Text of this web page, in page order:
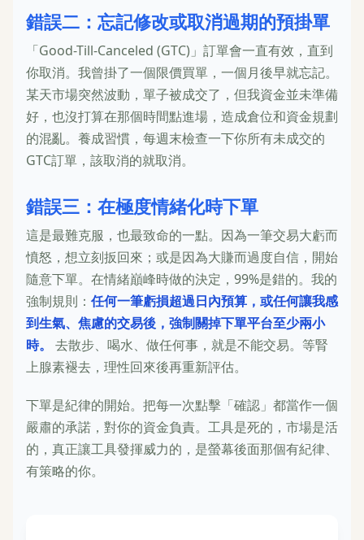
錯誤二：忘記修改或取消過期的預掛單
「Good-Till-Canceled (GTC)」訂單會一直有效，直到
你取消。我曾掛了一個限價買單，一個月後早就忘記。
某天市場突然波動，單子被成交了，但我資金並未準備
好，也沒打算在那個時間點進場，造成倉位和資金規劃
的混亂。養成習慣，每週末檢查一下你所有未成交的
GTC訂單，該取消的就取消。
錯誤三：在極度情緒化時下單
這是最難克服，也最致命的一點。因為一筆交易大虧而
憤怒，想立刻扳回來；或是因為大賺而過度自信，開始
隨意下單。在情緒巔峰時做的決定，99%是錯的。我的
強制規則： 任何一筆虧損超過日內預算，或任何讓我感
到生氣、焦慮的交易後，強制關掉下單平台至少兩小
時。
去散步、喝水、做任何事，就是不能交易。等腎
上腺素褪去，理性回來後再重新評估。
下單是紀律的開始。把每一次點擊「確認」都當作一個
嚴肅的承諾，對你的資金負責。工具是死的，市場是活
的，真正讓工具發揮威力的，是螢幕後面那個有紀律、
有策略的你。